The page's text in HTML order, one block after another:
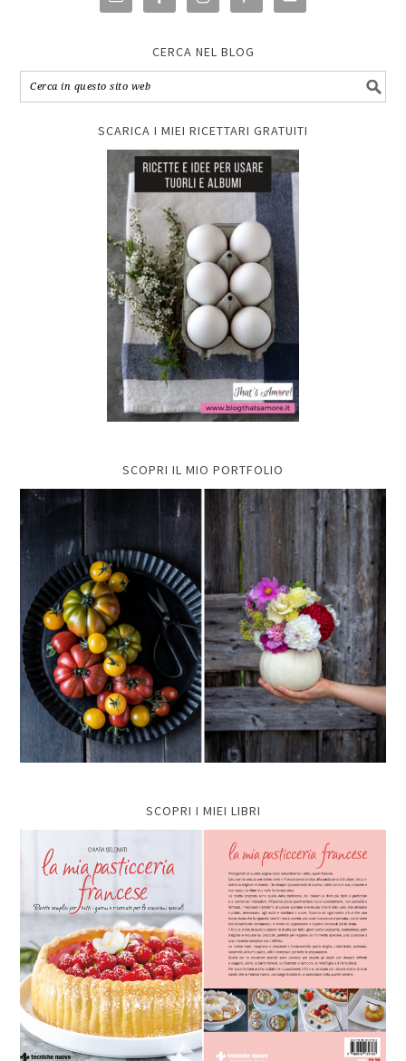
CERCA NEL BLOG
SCARICA I MIEI RICETTARI GRATUITI
SCOPRI IL MIO PORTFOLIO
SCOPRI I MIEI LIBRI